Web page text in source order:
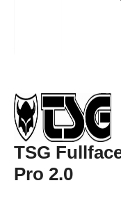
TSG
Pro 2.0